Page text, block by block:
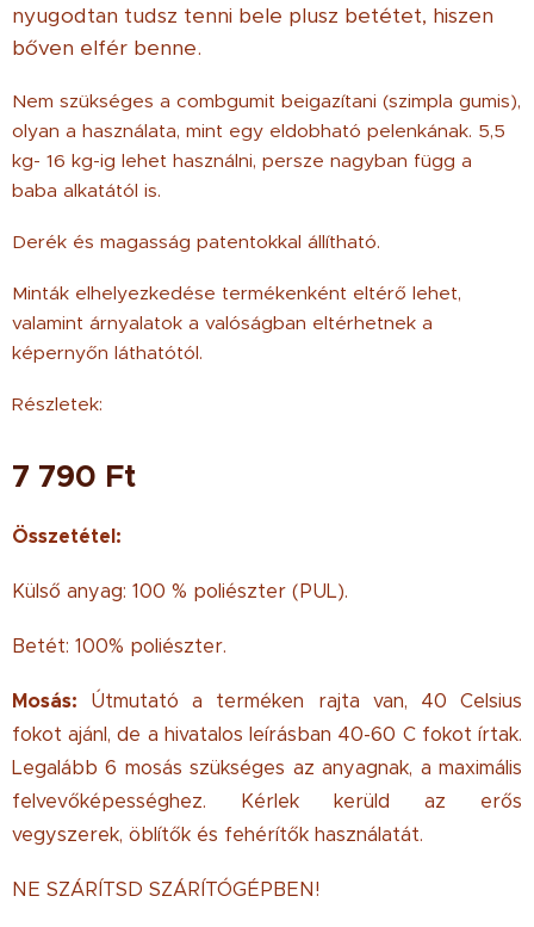
nyugodtan tudsz tenni bele plusz betétet, hiszen
bőven elfér benne.
Nem szükséges a combgumit beigazítani (szimpla gumis),
olyan a használata, mint egy eldobható pelenkának. 5,5
kg- 16 kg-ig lehet használni, persze nagyban függ a
baba alkatától is.
Derék és magasság patentokkal állítható.
Minták elhelyezkedése termékenként eltérő lehet,
valamint árnyalatok a valóságban eltérhetnek a
képernyőn láthatótól.
Részletek:
7 790 Ft
Összetétel:
Külső anyag: 100 % poliészter (PUL).
Betét: 100% poliészter.
Mosás: Útmutató a terméken rajta van, 40 Celsius
fokot ajánl, de a hivatalos leírásban 40-60 C fokot írtak.
Legalább 6 mosás szükséges az anyagnak, a maximális
felvevőképességhez. Kérlek kerüld az erős
vegyszerek, öblítők és fehérítők használatát.
NE SZÁRÍTSD SZÁRÍTÓGÉPBEN!